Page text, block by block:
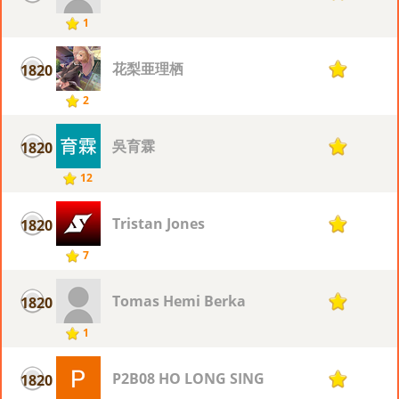
1
1820
2
花梨亜理栖 1
1820
12
吳育霖 1
1820
7
Tristan Jones 1
1820
1
Tomas Hemi Berka 1
1820 P2B08 HO LONG SING 1